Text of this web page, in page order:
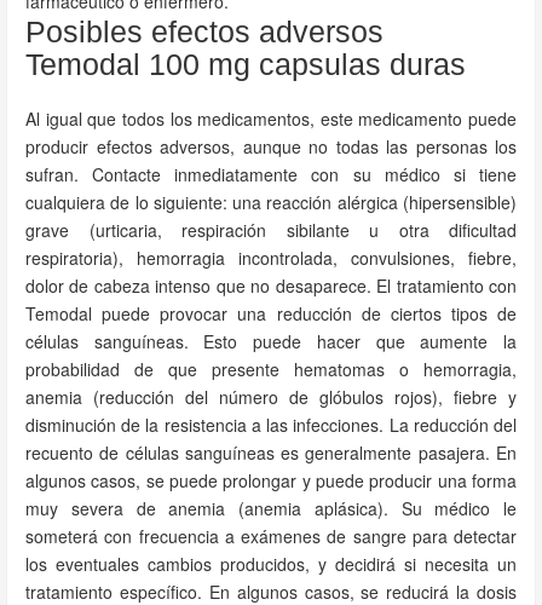
Posibles efectos adversos
Temodal 100 mg capsulas duras
Al igual que todos los medicamentos, este medicamento puede
producir efectos adversos, aunque no todas las personas los
sufran. Contacte inmediatamente con su médico si tiene
cualquiera de lo siguiente: una reacción alérgica (hipersensible)
grave (urticaria, respiración sibilante u otra dificultad
respiratoria), hemorragia incontrolada, convulsiones, fiebre,
dolor de cabeza intenso que no desaparece. El tratamiento con
Temodal puede provocar una reducción de ciertos tipos de
células sanguíneas. Esto puede hacer que aumente la
probabilidad de que presente hematomas o hemorragia,
anemia (reducción del número de glóbulos rojos), fiebre y
disminución de la resistencia a las infecciones. La reducción del
recuento de células sanguíneas es generalmente pasajera. En
algunos casos, se puede prolongar y puede producir una forma
muy severa de anemia (anemia aplásica). Su médico le
someterá con frecuencia a exámenes de sangre para detectar
los eventuales cambios producidos, y decidirá si necesita un
tratamiento específico. En algunos casos, se reducirá la dosis